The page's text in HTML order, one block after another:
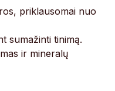
priklausomai nuo
sumažinti tinimą.
ir mineralų